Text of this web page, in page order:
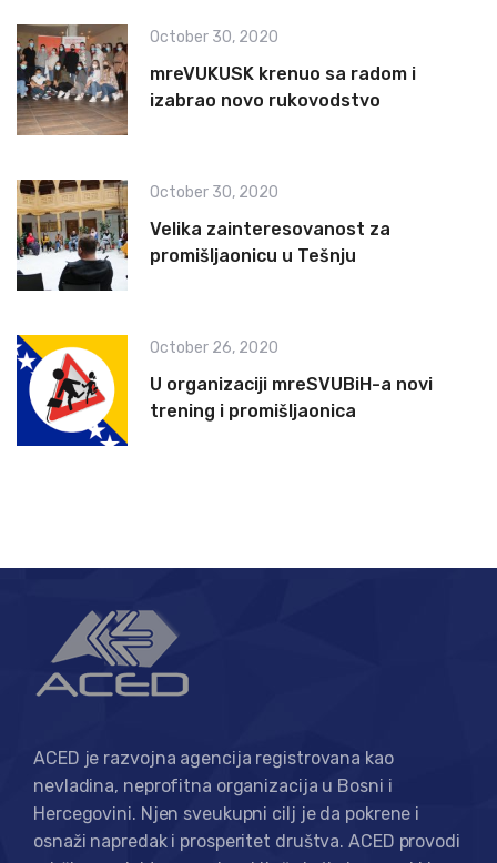
October 30, 2020
mreVUKUSK krenuo sa radom i
izabrao novo rukovodstvo
October 30, 2020
Velika zainteresovanost za
promišljaonicu u Tešnju
October 26, 2020
U organizaciji mreSVUBiH-a novi
trening i promišljaonica
ACED je razvojna agencija registrovana kao
nevladina, neprofitna organizacija u Bosni i
Hercegovini. Njen sveukupni cilj je da pokrene i
osnaži napredak i prosperitet društva. ACED provodi